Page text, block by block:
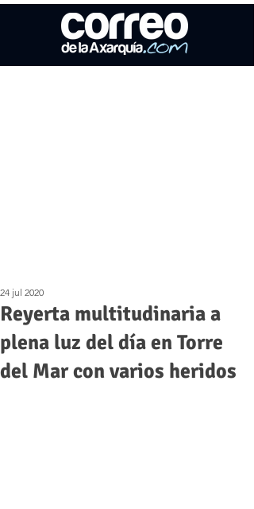
Reyerta multitudinaria a
plena luz del día en Torre
del Mar con varios heridos
24 jul 2020